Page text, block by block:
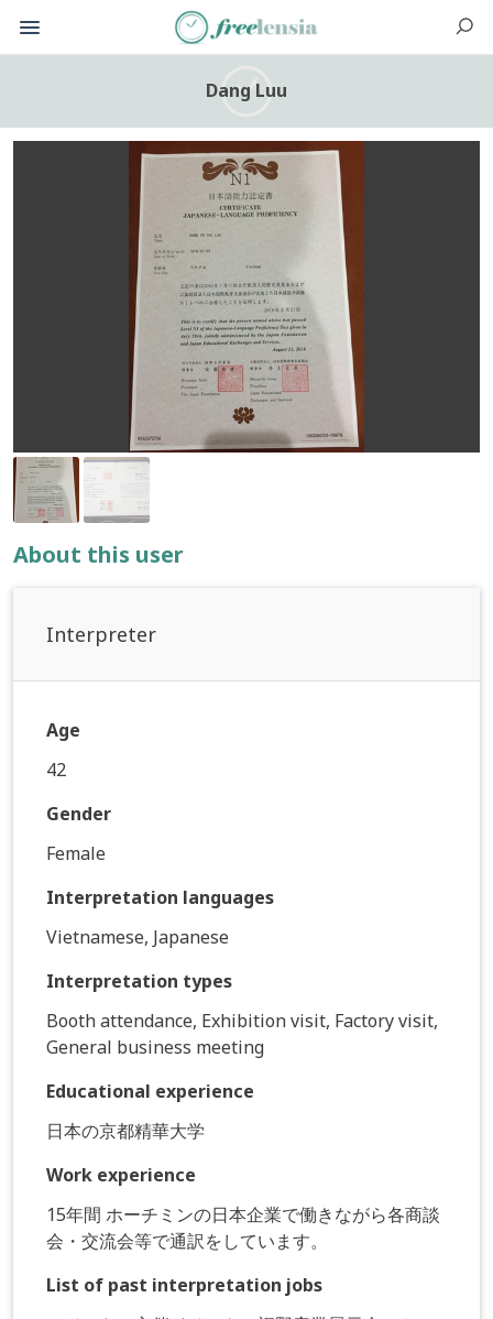
Dang Luu
About this user
Interpreter
Age
42
Gender
Female
Interpretation languages
Vietnamese, Japanese
Interpretation types
Booth attendance, Exhibition visit, Factory visit,
General business meeting
Educational experience
日本の京都精華大学
Work experience
15年間 ホーチミンの日本企業で働きながら各商談
会・交流会等で通訳をしています。
List of past interpretation jobs